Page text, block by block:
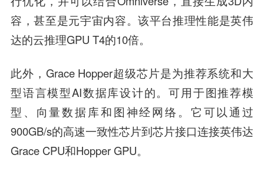
容，甚至是元宇宙内容。该平台推理性能是英伟
达的云推理GPU T4的10倍。
此外，Grace Hopper超级芯片是为推荐系统和大
型语言模型AI数据库设计的。可用于图推荐模
型、向量数据库和图神经网络。它可以通过
900GB/s的高速一致性芯片到芯片接口连接英伟达
Grace CPU和Hopper GPU。